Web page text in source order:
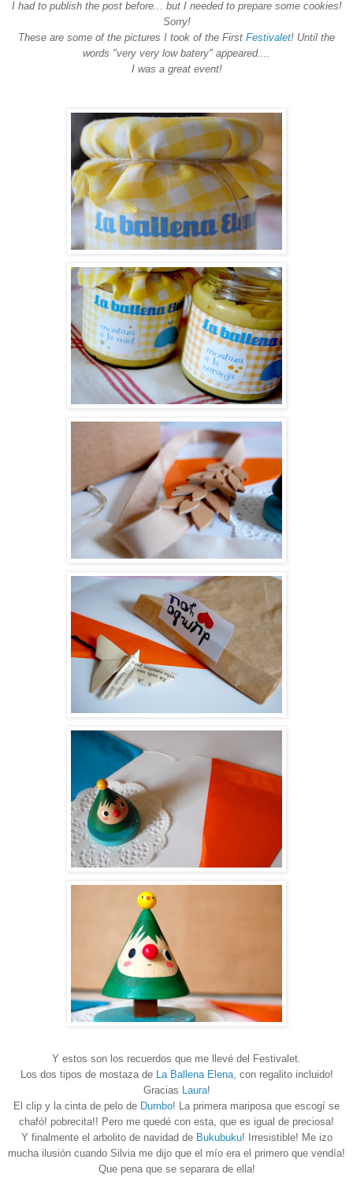
I had to publish the post before... but I needed to prepare some cookies!
Sorry!
These are some of the pictures I took of the First Festivalet! Until the
words "very very low batery" appeared....
I was a great event!
Y estos son los recuerdos que me llevé del Festivalet.
Los dos tipos de mostaza de La Ballena Elena, con regalito incluido!
Gracias Laura!
El clip y la cinta de pelo de Dumbo! La primera mariposa que escogí se
chafó! pobrecita!! Pero me quedé con esta, que es igual de preciosa!
Y finalmente el arbolito de navidad de Bukubuku! Irresistible! Me izo
mucha ilusión cuando Silvia me dijo que el mío era el primero que vendía!
Que pena que se separara de ella!